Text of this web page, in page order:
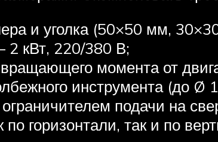
и уголка (50×50 мм,
2 кВт, 220/380 В;
момента от
инструмента (до Ø
подачи на
горизонтали, так и по